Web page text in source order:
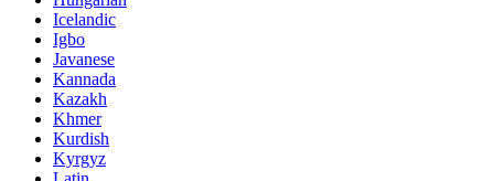
Icelandic
Igbo
Javanese
Kannada
Kazakh
Khmer
Kurdish
Kyrgyz